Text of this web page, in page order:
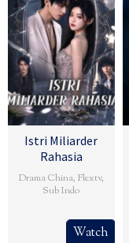
Istri Miliarder
Rahasia
Drama China, Flextv,
Sub Indo
Watch